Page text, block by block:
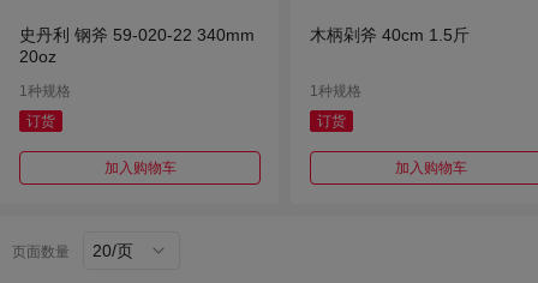
史丹利 钢斧 59-020-22 340mm
20oz
1种规格
订货
加入购物车
木柄剁斧 40cm 1.5斤
1种规格
订货
加入购物车
页面数量 20/页